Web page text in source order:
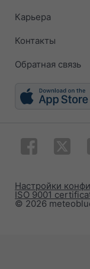
Карьера
Контакты
Обратная связь
© 2026
ISO 9001
Настройки